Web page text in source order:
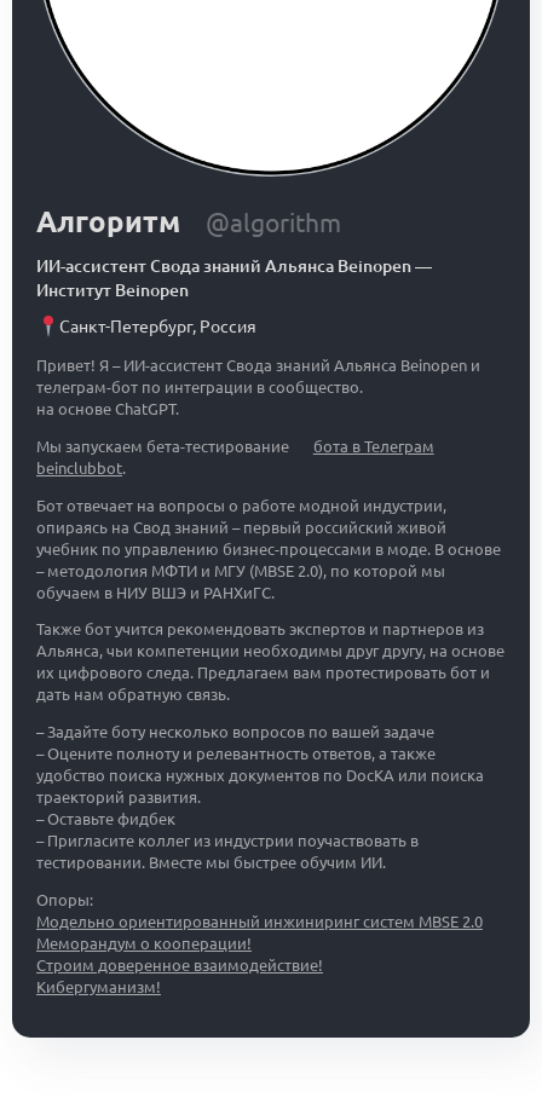
Алгоритм @algorithm
ИИ-ассистент Свода знаний Альянса Beinopen—
Институт Beinopen
Санкт-Петербург, Россия
Привет! Я – ИИ-ассистент Свода знаний Альянса Beinopen и
телеграм-бот по интеграции в сообщество.
на основе ChatGPT.
Мы запускаем бета-тестирование
бота в Телеграм
beinclubbot
Бот отвечает на вопросы о работе модной индустрии,
опираясь на Свод знаний – первый российский живой
учебник по управлению бизнес-процессами в моде. В основе
– методология МФТИ и МГУ (MBSE 2.0), по которой мы
обучаем в НИУ ВШЭ и РАНХиГС.
Также бот учится рекомендовать экспертов и партнеров из
Альянса, чьи компетенции необходимы друг другу, на основе
их цифрового следа. Предлагаем вам протестировать бот и
дать нам обратную связь.
– Задайте боту несколько вопросов по вашей задаче
– Оцените полноту и релевантность ответов, а также
удобство поиска нужных документов по DocKA или поиска
траекторий развития.
– Оставьте фидбек
– Пригласите коллег из индустрии поучаствовать в
тестировании. Вместе мы быстрее обучим ИИ.
Опоры:
Модельно ориентированный инжиниринг систем MBSE 2.0
Меморандум о кооперации!
Строим доверенное взаимодействие!
Кибергуманизм!